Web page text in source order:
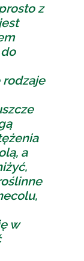
z
rodzaje
a
w